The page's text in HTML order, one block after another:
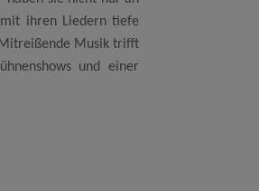
ihren Liedern tiefe
Mitreißende Musik trifft
und einer